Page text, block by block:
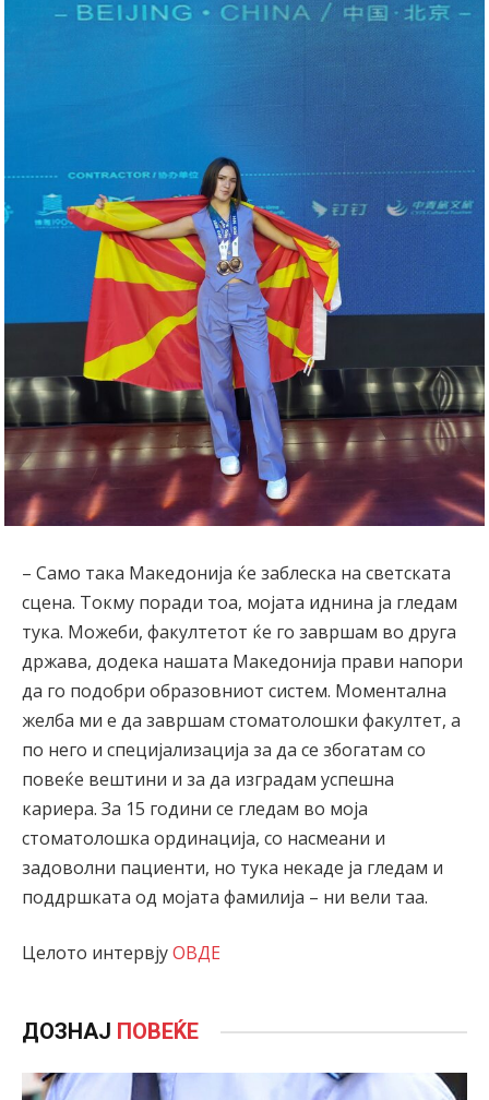
– Само така Македонија ќе заблеска на светската
сцена. Токму поради тоа, мојата иднина ја гледам
тука. Можеби, факултетот ќе го завршам во друга
држава, додека нашата Македонија прави напори
да го подобри образовниот систем. Моментална
желба ми е да завршам стоматолошки факултет, а
по него и специјализација за да се збогатам со
повеќе вештини и за да изградам успешна
кариера. За 15 години се гледам во моја
стоматолошка ординација, со насмеани и
задоволни пациенти, но тука некаде ја гледам и
поддршката од мојата фамилија – ни вели таа.
Целото интервјуОВДЕ
ДОЗНАЈ ПОВЕЌЕ